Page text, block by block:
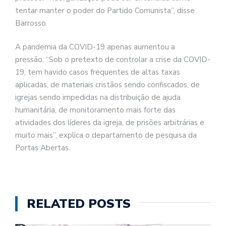
tentar manter o poder do Partido Comunista”, disse
Barrosso.
A pandemia da COVID-19 apenas aumentou a
pressão. “Sob o pretexto de controlar a crise da COVID-
19, tem havido casos frequentes de altas taxas
aplicadas, de materiais cristãos sendo confiscados, de
igrejas sendo impedidas na distribuição de ajuda
humanitária, de monitoramento mais forte das
atividades dos líderes da igreja, de prisões arbitrárias e
muito mais”, explica o departamento de pesquisa da
Portas Abertas.
RELATED POSTS